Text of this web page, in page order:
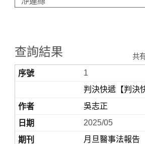
查詢結果 共
1
判決快遞【判決
吳志正
2025/05
月旦醫事法報告